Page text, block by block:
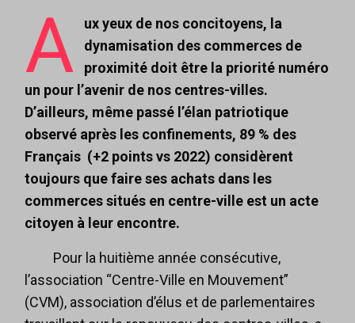
A
ux yeux de nos concitoyens, la
dynamisation des commerces de
proximité doit être la priorité numéro
un pour l’avenir de nos centres-villes.
D’ailleurs, même passé l’élan patriotique
observé après les confinements, 89 % des
Français (+2 points vs 2022) considèrent
toujours que faire ses achats dans les
commerces situés en centre-ville est un acte
citoyen à leur encontre.
Pour la huitième année consécutive,
l’association “Centre-Ville en Mouvement”
(CVM), association d’élus et de parlementaires